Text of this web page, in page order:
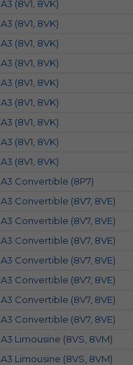
A3 (8V1, 8VK)
A3 (8V1, 8VK)
A3 (8V1, 8VK)
A3 (8V1, 8VK)
A3 (8V1, 8VK)
A3 (8V1, 8VK)
A3 (8V1, 8VK)
A3 (8V1, 8VK)
A3 (8V1, 8VK)
A3 Convertible (8P7)
A3 Convertible (8V7, 8VE)
A3 Convertible (8V7, 8VE)
A3 Convertible (8V7, 8VE)
A3 Convertible (8V7, 8VE)
A3 Convertible (8V7, 8VE)
A3 Convertible (8V7, 8VE)
A3 Convertible (8V7, 8VE)
A3 Limousine (8VS, 8VM)
A3 Limousine (8VS, 8VM)